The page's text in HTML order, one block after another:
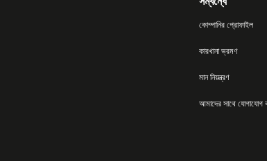
কোম্পানির প্রোফাইল
কারখানা ভ্রমণ
মান নিয়ন্ত্রণ
আমাদের সাথে যোগাযোগ